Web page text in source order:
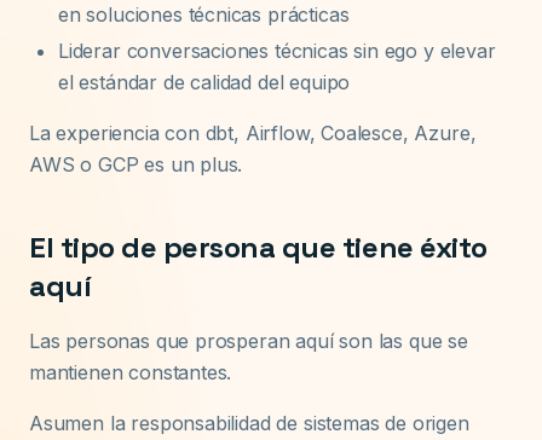
en soluciones técnicas prácticas
Liderar conversaciones técnicas sin ego y elevar
el estándar de calidad del equipo
La experiencia con dbt, Airflow, Coalesce, Azure,
AWS o GCP es un plus.
El tipo de persona que tiene éxito
aquí
Las personas que prosperan aquí son las que se
mantienen constantes.
Asumen la responsabilidad de sistemas de origen